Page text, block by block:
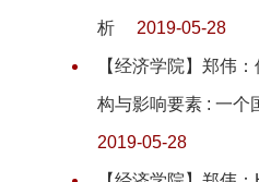
析 2019-05-28
【经济学院】郑伟
构与影响要素 : 一个
2019-05-28